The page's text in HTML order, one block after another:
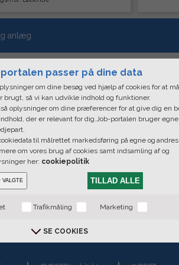
anlæg
Sal - Forhuset, 1260 København K | CVR:
09.00 - 16.00 | Hovednummer: +45 33 44
Du bestemer over din data
passer på dine data
om dine besøg ved hjælp af cookies for at
brugt, så vi kan udvikle indhold og funktioner.
oplysninger om dine præferencer for at give dig en
der er relevant for dig.Job-portalen bruger egne
til målrettet markedsføring på egne og andres
om vores brug af cookies samt indsamling af og
her: cookiepolitik
VALGTE TILLAD ALLE
Trafikmåling Marketing
SE COOKIES